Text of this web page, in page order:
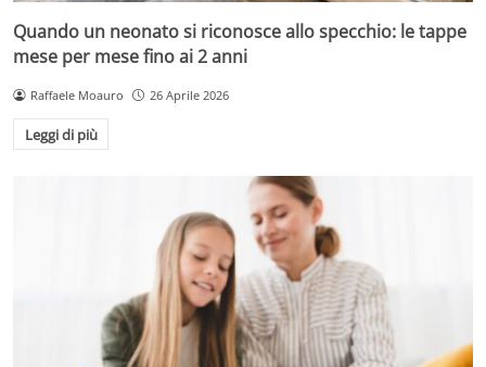
Quando un neonato si riconosce allo specchio: le tappe
mese per mese fino ai 2 anni
Raffaele Moauro 26 Aprile 2026
Leggi di più